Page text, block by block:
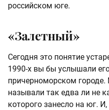
российском юге.
«Залетный»
Сегодня это понятие
1990-х вы бы услышали
причерноморском
называли так едва ли не
которого занесло на юг.